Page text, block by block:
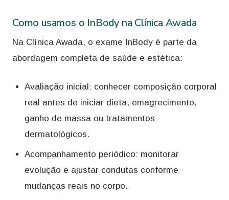
Como usamos o InBody na Clínica Awada
Na Clínica Awada, o exame InBody é parte da
abordagem completa de saúde e estética:
Avaliação inicial: conhecer composição corporal
real antes de iniciar dieta, emagrecimento,
ganho de massa ou tratamentos
dermatológicos.
Acompanhamento periódico: monitorar
evolução e ajustar condutas conforme
mudanças reais no corpo.